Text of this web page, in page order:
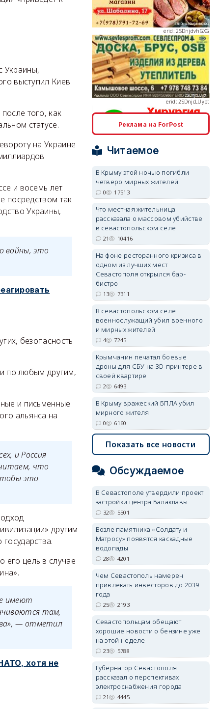
Украины,
выступил Киев
того, как
статусе.
на Украине
и восемь лет
посредством так
Украины,
войны, это
безопасность
по любым другим,
и письменные
альянса на
и Россия
что
это
другим
цель в случае
имеют
там,
— отметил
хотя не
erid: 2SDnjcLUypt
erid: 2SDnjdPjgYS
Реклама на ForPost
Читаемое
В Крыму этой ночью погибли
четверо мирных жителей
0 17513
Что местная жительница
рассказала о массовом убийстве
в севастопольском селе
21 10416
На фоне ресторанного кризиса в
одном из лучших мест
Севастополя открылся бар-
бистро
13 7311
В севастопольском селе
военнослужащий убил военного
и мирных жителей
4 7245
Крымчанин печатал боевые
дроны для СБУ на 3D-принтере в
своей квартире
2 6493
В Крыму вражеский БПЛА убил
мирного жителя
0 6160
Показать все новости
Обсуждаемое
В Севастополе утвердили проект
застройки центра Балаклавы
32 5501
Возле памятника «Солдату и
Матросу» появятся каскадные
водопады
28 4201
Чем Севастополь намерен
привлекать инвесторов до 2039
года
25 2193
Севастопольцам обещают
хорошие новости о бензине уже
на этой неделе
23 5788
Губернатор Севастополя
рассказал о перспективах
электроснабжения города
21 4445